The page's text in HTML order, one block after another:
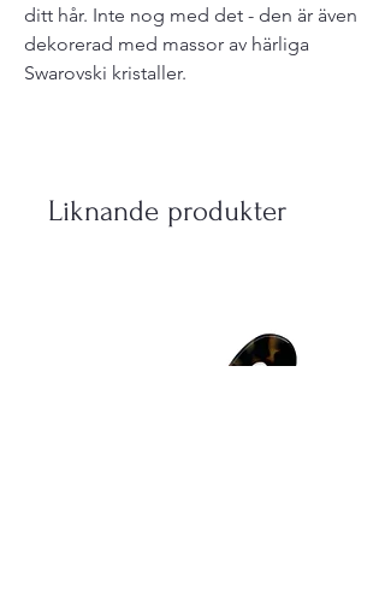
ditt hår. Inte nog med det - den är även
dekorerad med massor av härliga
Swarovski kristaller.
Liknande produkter